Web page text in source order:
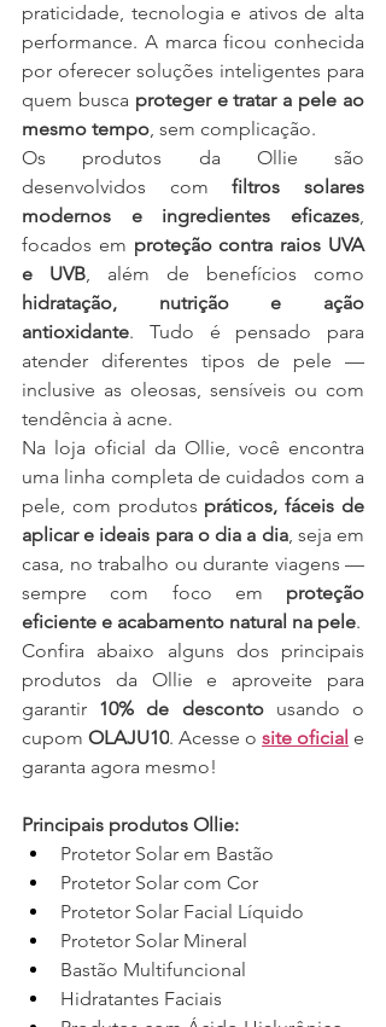
praticidade, tecnologia e ativos de alta
performance. A marca ficou conhecida
por oferecer soluções inteligentes para
quem busca proteger e tratar a pele ao
mesmo tempo, sem complicação.
Os produtos da Ollie são
desenvolvidos com filtros solares
modernos e ingredientes eficazes,
focados em proteção contra raios UVA
e UVB
hidratação, nutrição e ação
antioxidante. Tudo é pensado para
atender diferentes tipos de pele —
inclusive as oleosas, sensíveis ou com
tendência à acne.
Na loja oficial da Ollie, você encontra
uma linha completa de cuidados com a
pele, com produtos práticos, fáceis de
aplicar e ideais para o dia a dia, seja em
casa, no trabalho ou durante viagens —
sempre com foco em proteção
eficiente e acabamento natural na pele.
Confira abaixo alguns dos principais
produtos da Ollie e aproveite para
garantir 10% de desconto usando o
cupom OLAJU10. Acesse o site oficial e
garanta agora mesmo!
Principais produtos Ollie:
Protetor Solar em Bastão
Protetor Solar com Cor
Protetor Solar Facial Líquido
Protetor Solar Mineral
Bastão Multifuncional
Hidratantes Faciais